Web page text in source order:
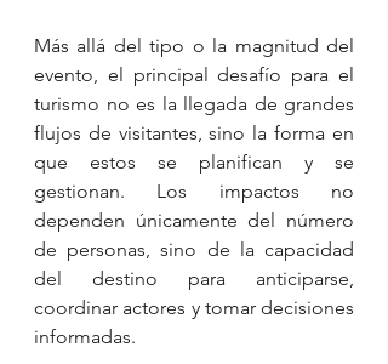
Más allá del tipo o la magnitud del
evento, el principal desafío para el
turismo no es la llegada de grandes
flujos de visitantes, sino la forma en
que estos se planifican y se
gestionan. Los impactos no
dependen únicamente del número
de personas, sino de la capacidad
del destino para anticiparse,
coordinar actores y tomar decisiones
informadas.